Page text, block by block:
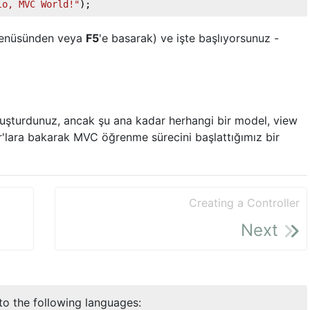
MVC World!");
veya F5'e basarak) ve işte başlıyorsunuz -
ancak şu ana kadar herhangi bir model, view
bakarak MVC öğrenme sürecini başlattığımız bir
Creating a Controller
Next
the following languages: